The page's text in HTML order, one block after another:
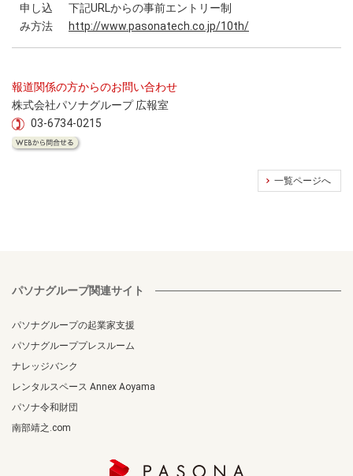
申し込
み方法
下記URLからの事前エントリー制
http://www.pasonatech.co.jp/10th/
報道関係の方からのお問い合わせ
株式会社パソナグループ 広報室
03-6734-0215
一覧ページへ
パソナグループ関連サイト
パソナグループの起業家支援
パソナグループプレスルーム
ナレッジバンク
レンタルスペース Annex Aoyama
パソナ令和財団
南部靖之.com